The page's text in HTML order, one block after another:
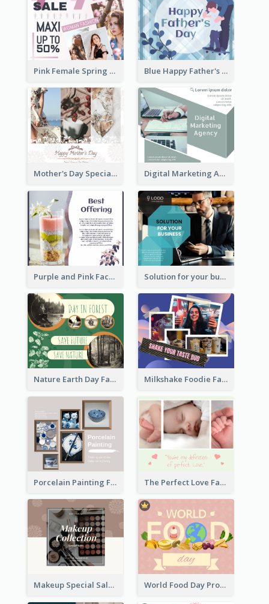
Pink Female Spring Fashion Facebook Post Design Blue Happy Father's Day Facebook Post
Mother's Day Special Sale Orange Facebook Post Digital Marketing Agency Green Facebook Post
Purple and Pink Facebook Post Solution for your business Facebook Post
Nature Earth Day Facebook Post Milkshake Foodie Facebook Post
Porcelain Painting Facebook Post The Perfect Love Facebook Post
Makeup Special Sale Facebook Post World Food Day Promote Facebook Post